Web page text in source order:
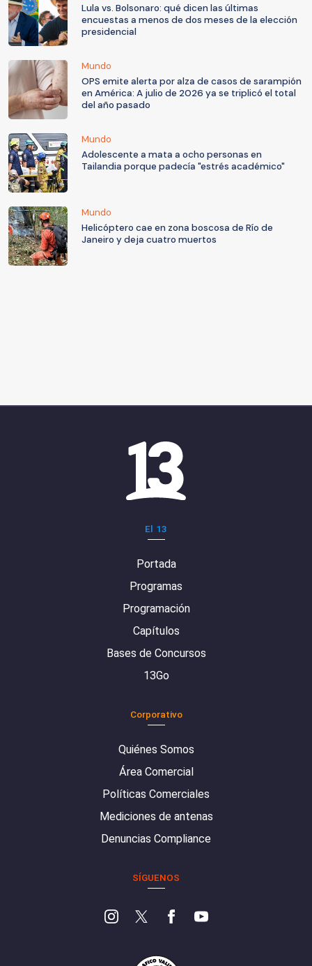
Lula vs. Bolsonaro: qué dicen las últimas
encuestas a menos de dos meses de la elección
presidencial
Mundo
OPS emite alerta por alza de casos de sarampión
en América: A julio de 2026 ya se triplicó el total
del año pasado
Mundo
Adolescente a mata a ocho personas en
Tailandia porque padecía "estrés académico"
Mundo
Helicóptero cae en zona boscosa de Río de
Janeiro y deja cuatro muertos
El 13
Portada
Programas
Programación
Capítulos
Bases de Concursos
13Go
Corporativo
Quiénes Somos
Área Comercial
Políticas Comerciales
Mediciones de antenas
Denuncias Compliance
SÍGUENOS